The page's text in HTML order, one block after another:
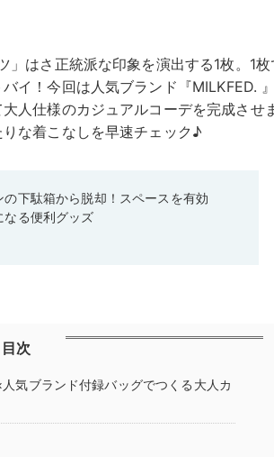
」はさ正統派な印象を演出する1枚。1枚
イ！今回は人気ブランド『MILKFED. 』
人仕様のカジュアルコーデを完成させ
な着こなしを早速チェック♪
の下駄箱から脱却！スペースを有効
なる便利グッズ
目次
気ブランド付録バッグでつくる大人カ